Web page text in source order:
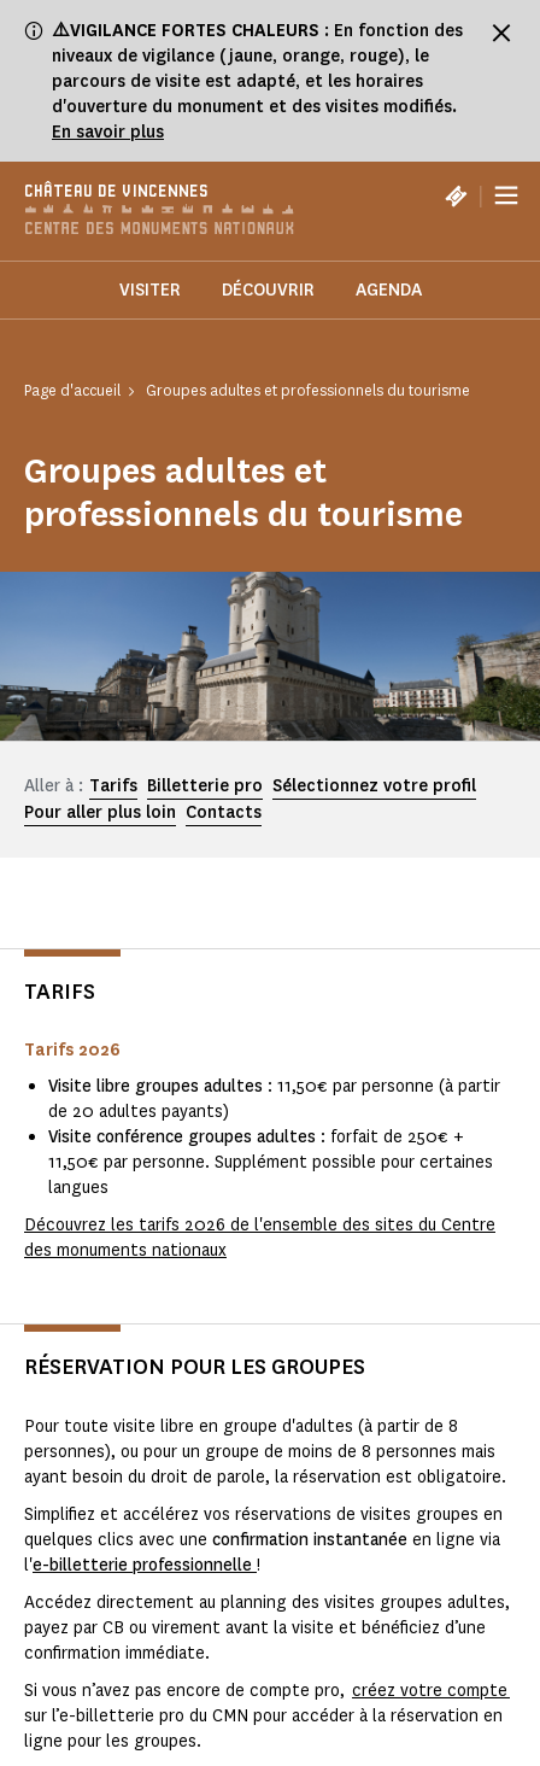
⚠️VIGILANCE FORTES CHALEURS : En fonction des
niveaux de vigilance (jaune, orange, rouge), le
parcours de visite est adapté, et les horaires
d'ouverture du monument et des visites modifiés.
En savoir plus
CHÂTEAU DE VINCENNES |
VISITER DÉCOUVRIR AGENDA
Page d'accueil Groupes adultes et professionnels du tourisme
Groupes adultes et
professionnels du tourisme
Aller à : Tarifs Billetterie pro Sélectionnez votre profil
Pour aller plus loin Contacts
TARIFS
Tarifs 2026
Visite libre groupes adultes : 11,50€ par personne (à partir
de 20 adultes payants)
Visite conférence groupes adultes : forfait de 250€ +
11,50€ par personne. Supplément possible pour certaines
langues
Découvrez les tarifs 2026 de l'ensemble des sites du Centre
des monuments nationaux
RÉSERVATION POUR LES GROUPES
Pour toute visite libre en groupe d'adultes (à partir de 8
personnes), ou pour un groupe de moins de 8 personnes mais
ayant besoin du droit de parole, la réservation est obligatoire.
Simplifiez et accélérez vos réservations de visites groupes en
quelques clics avec une confirmation instantanée en ligne via
l'e-billetterie professionnelle !
Accédez directement au planning des visites groupes adultes,
payez par CB ou virement avant la visite et bénéficiez d’une
confirmation immédiate.
Si vous n’avez pas encore de compte pro, créez votre compte
sur l’e-billetterie pro du CMN pour accéder à la réservation en
ligne pour les groupes.